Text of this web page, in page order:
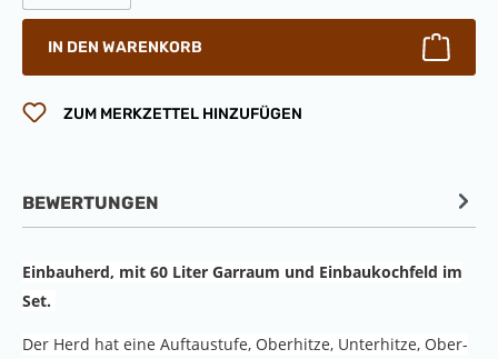
IN DEN WARENKORB
ZUM MERKZETTEL HINZUFÜGEN
BEWERTUNGEN
Einbauherd, mit 60 Liter Garraum und Einbaukochfeld im
Set.
Der Herd hat eine Auftaustufe, Oberhitze, Unterhitze, Ober-